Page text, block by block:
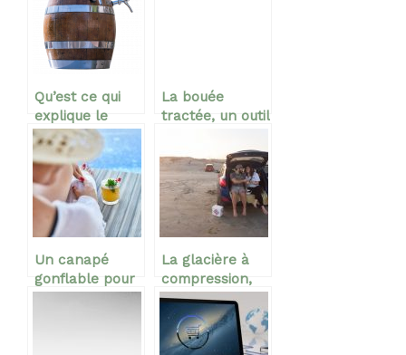
transport idéal
pour jeunes
enfants
Qu’est ce qui
explique le
succès des
boissons faites
maison ?
La bouée
tractée, un outil
nautique pour
une excellente
pratique sur de
l’eau
Un canapé
gonflable pour
La glacière à
compression,
un dispositif de
conservation
tout terrain